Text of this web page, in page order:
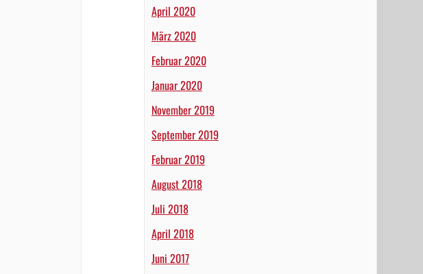
April 2020
März 2020
Februar 2020
Januar 2020
November 2019
September 2019
Februar 2019
August 2018
Juli 2018
April 2018
Juni 2017